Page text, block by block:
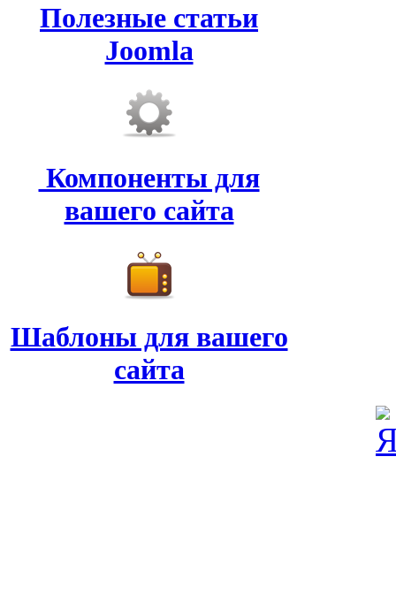
Полезные статьи
Joomla
Компоненты для
вашего сайта
Шаблоны для вашего
сайта